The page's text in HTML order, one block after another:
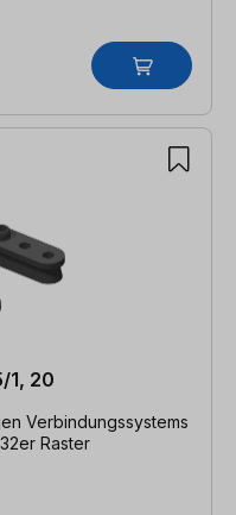
1, 20
Verbindungssystems
Raster